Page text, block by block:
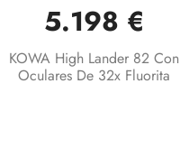
5.198 €
KOWA High Lander 82 Con
Oculares De 32x Fluorita